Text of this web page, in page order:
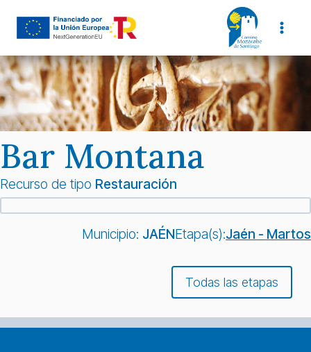
Bar Montana
Recurso de tipo Restauración
Municipio: JAÉNEtapa(s):Jaén - Martos
Todas las etapas